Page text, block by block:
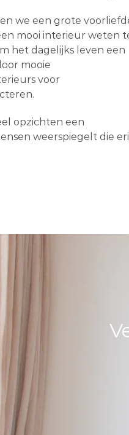
we een grote
mooi interieur weten
het dagelijks leven een
mooie
voor
opzichten een
weerspiegelt die